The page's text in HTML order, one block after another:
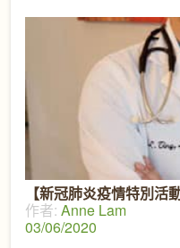
【新冠肺炎疫情特別活
作者: Anne Lam
03/06/2020